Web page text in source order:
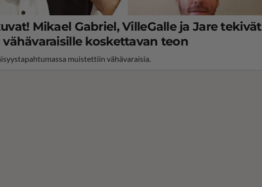
Mikael Gabriel, VilleGalle ja Jare tekivät
koskettavan teon
muistettiin vähävaraisia.